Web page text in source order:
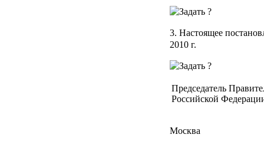
3. Настоящее
2010 г.
Председатель
Российской
Москва